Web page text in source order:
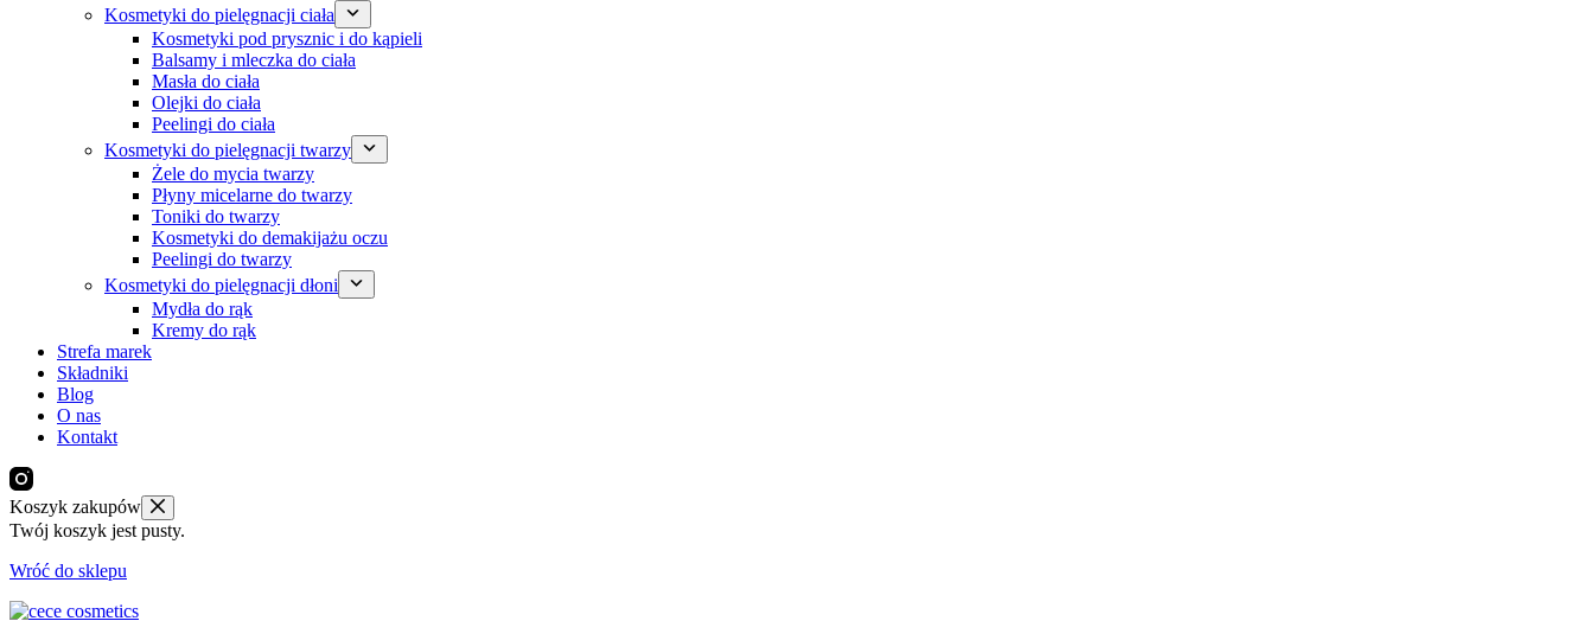
Kosmetyki do pielęgnacji ciała
Kosmetyki pod prysznic i do kąpieli
Balsamy i mleczka do ciała
Masła do ciała
Olejki do ciała
Peelingi do ciała
Kosmetyki do pielęgnacji twarzy
Żele do mycia twarzy
Płyny micelarne do twarzy
Toniki do twarzy
Kosmetyki do demakijażu oczu
Peelingi do twarzy
Kosmetyki do pielęgnacji dłoni
Mydła do rąk
Kremy do rąk
Strefa marek
Składniki
Blog
O nas
Kontakt
Koszyk zakupów
Twój koszyk jest pusty.
Wróć do sklepu